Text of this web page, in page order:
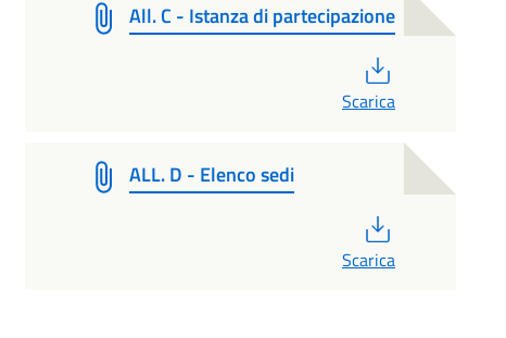
All. C - Istanza di partecipazione
Scarica
ALL. D - Elenco sedi
Scarica